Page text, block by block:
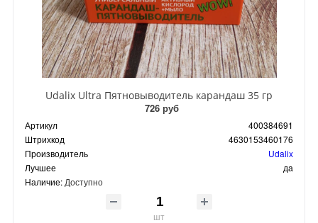
Udalix Ultra Пятновыводитель карандаш 35 гр
726 руб
Артикул
400384691
Штрихкод
4630153460176
Производитель
Udalix
Лучшее
да
Наличие: Доступно
шт